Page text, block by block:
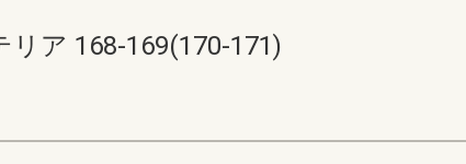
ア 168-169(170-171)